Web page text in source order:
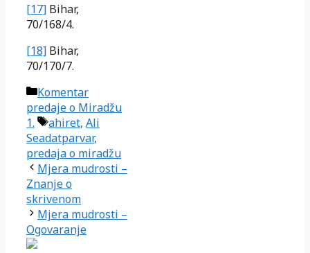
[17] Bihar,
70/168/4.
[18] Bihar,
70/170/7.
Kategorije
Komentar
predaje o Miradžu
1.
Oznake
ahiret, Ali
Seadatparvar,
predaja o miradžu
Mjera mudrosti –
Znanje o
skrivenom
Mjera mudrosti –
Ogovaranje